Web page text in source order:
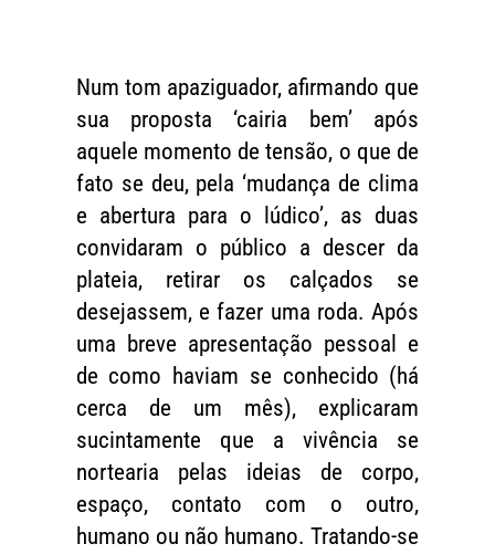
Num tom apaziguador, afirmando que
sua proposta ‘cairia bem’ após
aquele momento de tensão, o que de
fato se deu, pela ‘mudança de clima
e abertura para o lúdico’, as duas
convidaram o público a descer da
plateia, retirar os calçados se
desejassem, e fazer uma roda. Após
uma breve apresentação pessoal e
de como haviam se conhecido (há
cerca de um mês), explicaram
sucintamente que a vivência se
nortearia pelas ideias de corpo,
espaço, contato com o outro,
humano ou não humano. Tratando-se